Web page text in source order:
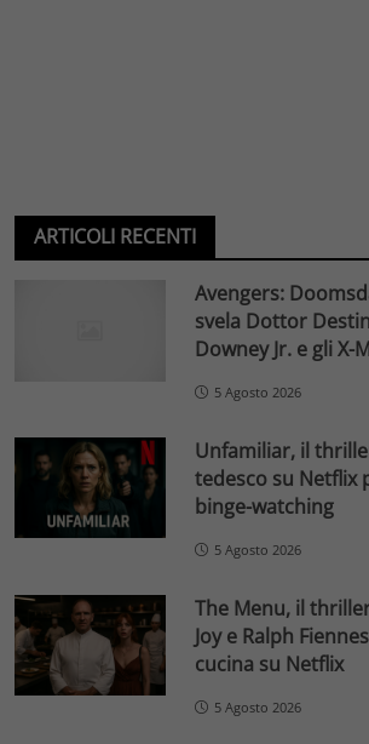
ARTICOLI RECENTI
Avengers:
svela Dottor
Downey Jr. e gli X-
5 Agosto 2026
Unfamiliar, il
tedesco su Netflix
binge-watching
5 Agosto 2026
The Menu, il
Joy e Ralph
cucina su Netflix
5 Agosto 2026